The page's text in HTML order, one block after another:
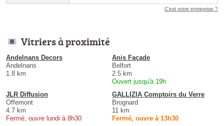
C'est votre entreprise ?
Vitriers à proximité
Andelnans Decors
Andelnans
1.8 km
Anis Façade
Belfort
2.5 km
Ouvert jusqu'à 19h
JLR Diffusion
Offemont
4.7 km
Fermé, ouvre lundi à 8h30
GALLIZIA Comptoirs du Verre
Brognard
11 km
Fermé, ouvre à 13h30